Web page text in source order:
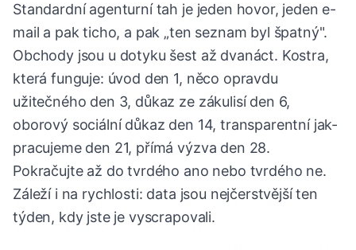
Standardní agenturní tah je jeden hovor, jeden e-
mail a pak ticho, a pak „ten seznam byl špatný".
Obchody jsou u dotyku šest až dvanáct. Kostra,
která funguje: úvod den 1, něco opravdu
užitečného den 3, důkaz ze zákulisí den 6,
oborový sociální důkaz den 14, transparentní jak-
pracujeme den 21, přímá výzva den 28.
Pokračujte až do tvrdého ano nebo tvrdého ne.
Záleží i na rychlosti: data jsou nejčerstvější ten
týden, kdy jste je vyscrapovali.